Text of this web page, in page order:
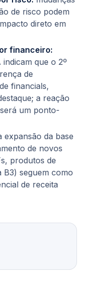
de risco podem
direto em
financeiro:
que o 2º
de
financials,
a reação
um ponto-
expansão da base
de novos
produtos de
seguem como
de receita